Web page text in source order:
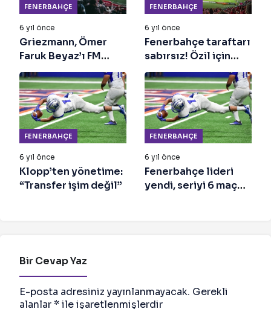
FENERBAHÇE
6 yıl önce
Griezmann, Ömer
Faruk Beyaz’ı FM
kadrosuna aldı
FENERBAHÇE
6 yıl önce
Fenerbahçe taraftarı
sabırsız! Özil için
buluşmaya az kaldı
FENERBAHÇE
6 yıl önce
Klopp’ten yönetime:
“Transfer işim değil”
FENERBAHÇE
6 yıl önce
Fenerbahçe lideri
yendi, seriyi 6 maç
Bir Cevap Yaz
E-posta adresiniz yayınlanmayacak. Gerekli
alanlar*ile işaretlenmişlerdir